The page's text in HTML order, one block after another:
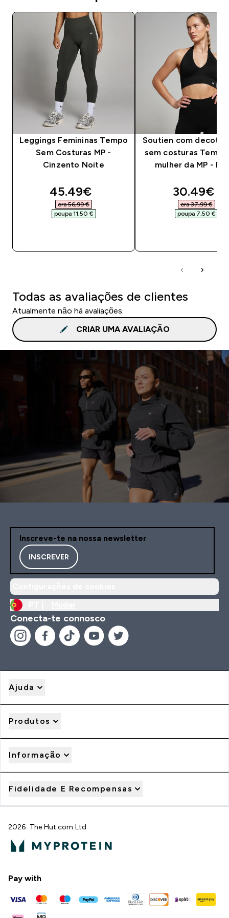
Leggings Femininas Tempo
Sem Costuras MP -
Cinzento Noite
discounted price
45.49€‎
era 56,99 €‎
poupa 11,50 €‎
Soutien com decote
sem costuras
mulher da MP -
30.49€‎
era 37,99 €‎
poupa 7,50 €‎
Todas as avaliações de clientes
Atualmente não há avaliações.
CRIAR UMA AVALIAÇÃO
Inscreve-te na nossa newsletter
INSCREVER
Conecta-te connosco
Ajuda
Produtos
Informação
Fidelidade E Recompensas
2026 The Hut.com Ltd
Pay with